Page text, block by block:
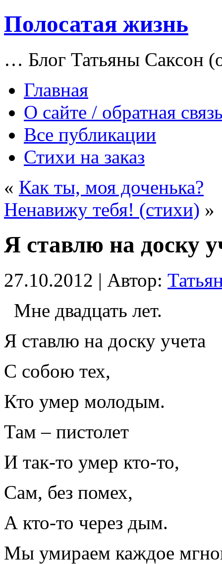
Полосатая жизнь
… Блог Татьяны Саксон
Главная
О сайте / обратная
Все публикации
Стихи на заказ
« Как ты, моя доченька?
Ненавижу тебя! (стихи) »
Я ставлю на доску
27.10.2012 | Автор:
Мне двадцать лет.
Я ставлю на доску учета
С собою тех,
Кто умер молодым.
Там – пистолет
И так-то умер кто-то,
Сам, без помех,
А кто-то через дым.
Мы умираем каждое